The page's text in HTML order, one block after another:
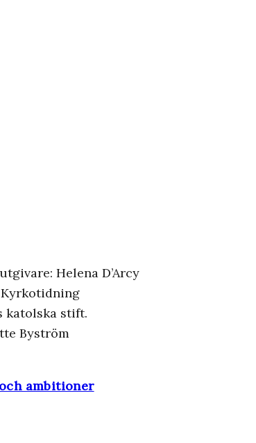
Helena D’Arcy
katolska stift.
Byström
ambitioner